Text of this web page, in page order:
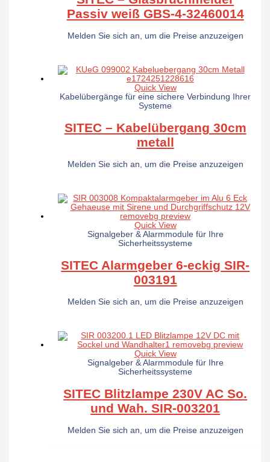
Passiv weiß GBS-4-32460014
Melden Sie sich an, um die Preise anzuzeigen
Quick View
Kabelübergänge für eine sichere Verbindung Ihrer
Systeme
SITEC – Kabelübergang 30cm
metall
Melden Sie sich an, um die Preise anzuzeigen
Quick View
Signalgeber & Alarmmodule für Ihre
Sicherheitssysteme
SITEC Alarmgeber 6-eckig SIR-
003191
Melden Sie sich an, um die Preise anzuzeigen
Quick View
Signalgeber & Alarmmodule für Ihre
Sicherheitssysteme
SITEC Blitzlampe 230V AC So.
und Wah. SIR-003201
Melden Sie sich an, um die Preise anzuzeigen